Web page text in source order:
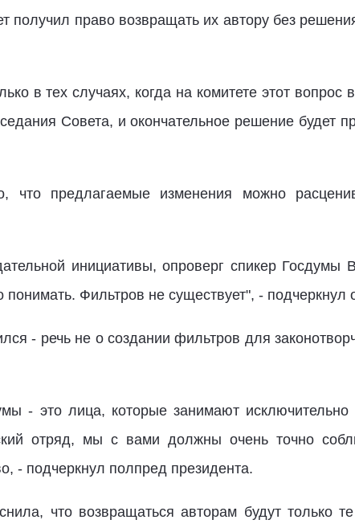
получил право возвращать их автору без
в тех случаях, когда на комитете этот вопрос
Совета, и окончательное решение будет
что предлагаемые изменения можно
инициативы, опроверг спикер Госдумы
Фильтров не существует", - подчеркнул
- речь не о создании фильтров для
- это лица, которые занимают исключительно
отряд, мы с вами должны очень точно
- подчеркнул полпред президента.
что возвращаться авторам будут только